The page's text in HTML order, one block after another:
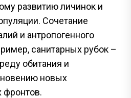
развитию личинок и
Сочетание
и антропогенного
санитарных рубок –
обитания и
новых
фронтов.